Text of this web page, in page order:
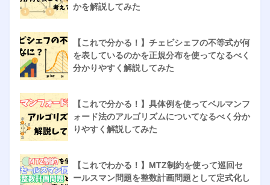
かを解説してみた
【これで分かる！】チェビシェフの不等式が何
を表しているのかを正規分布を使ってなるべく
分かりやすく解説してみた
【これで分かる！】具体例を使ってベルマンフ
ォード法のアルゴリズムについてなるべく分か
りやすく解説してみた
【これでわかる！】MTZ制約を使って巡回セ
ールスマン問題を整数計画問題として定式化し